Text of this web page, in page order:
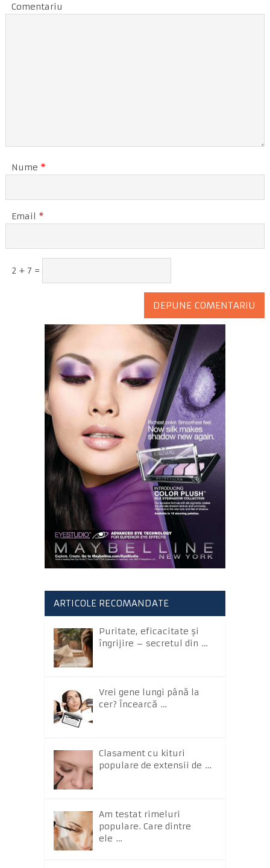
Comentariu
Nume *
Email *
2 + 7 =
ARTICOLE RECOMANDATE
Puritate, eficacitate și
îngrijire – secretul din …
Vrei gene lungi până la
cer? Încearcă …
Clasament cu kituri
populare de extensii de …
Am testat rimeluri
populare. Care dintre
ele …